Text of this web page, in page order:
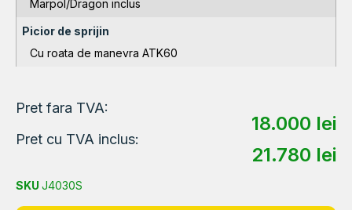
Marpol/Dragon inclus
Picior de sprijin
Cu roata de manevra ATK60
Pret fara TVA:
18.000 lei
Pret cu TVA inclus:
21.780 lei
SKU J4030S